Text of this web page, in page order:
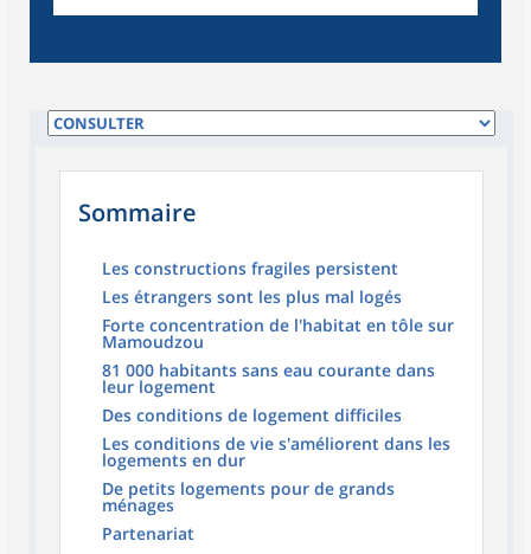
Sommaire
Les constructions fragiles persistent
Les étrangers sont les plus mal logés
Forte concentration de l'habitat en tôle sur
Mamoudzou
81 000 habitants sans eau courante dans
leur logement
Des conditions de logement difficiles
Les conditions de vie s'améliorent dans les
logements en dur
De petits logements pour de grands
ménages
Partenariat